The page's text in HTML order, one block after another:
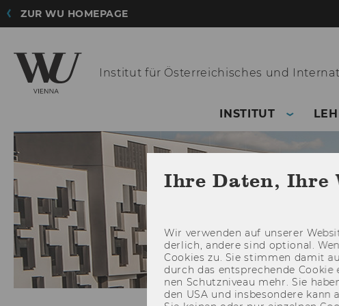
ZUR WU HOMEPAGE
Institut für Österreichisches und
INSTITUT
Ihre Daten, Ihre
Wir ver­wen­den auf un­se­rer
der­lich, an­de­re sind op­tio­nal.
Coo­kies zu. Sie stim­men damit
durch das ent­spre­chen­de
nen Schutz­ni­veau mehr. Sie
den USA und ins­be­son­de­re kann